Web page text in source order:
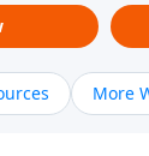
More